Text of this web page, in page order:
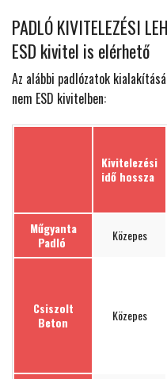
PADLÓ KIVITELEZÉSI
ESD kivitel is elérhető
Az alábbi padlózatok
nem ESD kivitelben:
Kivitelezési
idő hossza
Műgyanta
Padló
Közepes
Csiszolt
Beton
Közepes